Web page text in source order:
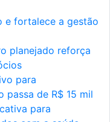
e fortalece a gestão
planejado reforça
para
passa de R$ 15 mil
para